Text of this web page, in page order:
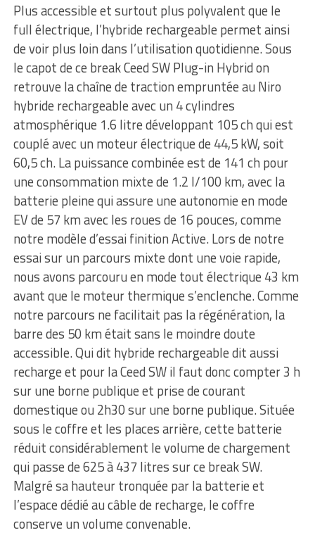
Plus accessible et surtout plus polyvalent que le
full électrique, l’hybride rechargeable permet ainsi
de voir plus loin dans l’utilisation quotidienne. Sous
le capot de ce break Ceed SW Plug-in Hybrid on
retrouve la chaîne de traction empruntée au Niro
hybride rechargeable avec un 4 cylindres
atmosphérique 1.6 litre développant 105 ch qui est
couplé avec un moteur électrique de 44,5 kW, soit
60,5 ch. La puissance combinée est de 141 ch pour
une consommation mixte de 1.2 l/100 km, avec la
batterie pleine qui assure une autonomie en mode
EV de 57 km avec les roues de 16 pouces, comme
notre modèle d’essai finition Active. Lors de notre
essai sur un parcours mixte dont une voie rapide,
nous avons parcouru en mode tout électrique 43 km
avant que le moteur thermique s’enclenche. Comme
notre parcours ne facilitait pas la régénération, la
barre des 50 km était sans le moindre doute
accessible. Qui dit hybride rechargeable dit aussi
recharge et pour la Ceed SW il faut donc compter 3 h
sur une borne publique et prise de courant
domestique ou 2h30 sur une borne publique. Située
sous le coffre et les places arrière, cette batterie
réduit considérablement le volume de chargement
qui passe de 625 à 437 litres sur ce break SW.
Malgré sa hauteur tronquée par la batterie et
l’espace dédié au câble de recharge, le coffre
conserve un volume convenable.